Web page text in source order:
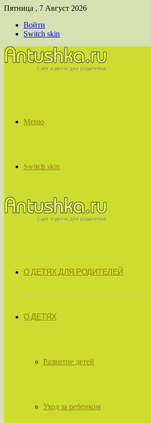
Пятница , 7 Август 2026
Войти
Switch skin
Меню
Switch skin
О ДЕТЯХ ДЛЯ РОДИТЕЛЕЙ
О ДЕТЯХ
Развитие детей
Уход за ребенком